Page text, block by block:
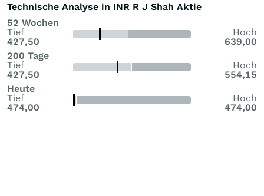
Technische Analyse in INR R J Shah Aktie
52 Wochen
Tief
427,50
Hoch
639,00
200 Tage
Tief
427,50
Hoch
554,15
Heute
Tief
474,00
Hoch
474,00